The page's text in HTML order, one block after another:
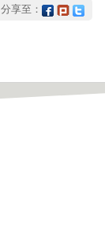
分享至：